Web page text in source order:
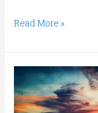
Read More »
Gjort
lik
med